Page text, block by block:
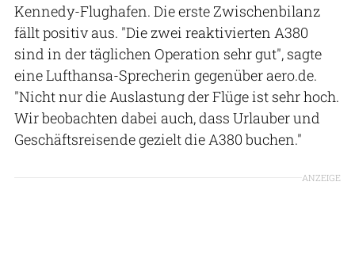
Kennedy-Flughafen. Die erste Zwischenbilanz
fällt positiv aus. "Die zwei reaktivierten A380
sind in der täglichen Operation sehr gut", sagte
eine Lufthansa-Sprecherin gegenüber aero.de.
"Nicht nur die Auslastung der Flüge ist sehr hoch.
Wir beobachten dabei auch, dass Urlauber und
Geschäftsreisende gezielt die A380 buchen."
ANZEIGE